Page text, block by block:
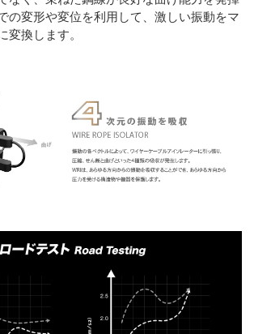
の変形や変位を利用して、激しい振動をマ
変換します。